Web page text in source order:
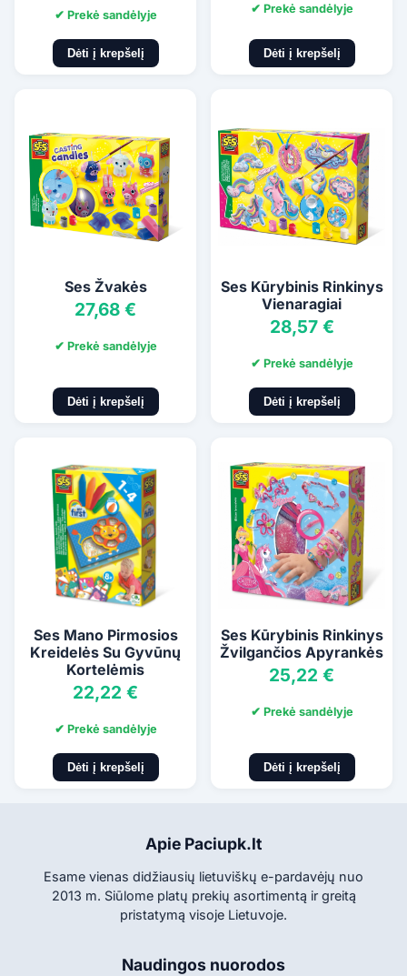
✔ Prekė sandėlyje
Dėti į krepšelį
✔ Prekė sandėlyje
Dėti į krepšelį
Ses Žvakės
27,68 €
✔ Prekė sandėlyje
Dėti į krepšelį
Ses Kūrybinis Rinkinys
Vienaragiai
28,57 €
✔ Prekė sandėlyje
Dėti į krepšelį
Ses Mano Pirmosios
Kreidelės Su Gyvūnų
Kortelėmis
22,22 €
✔ Prekė sandėlyje
Dėti į krepšelį
Ses Kūrybinis Rinkinys
Žvilgančios Apyrankės
25,22 €
✔ Prekė sandėlyje
Dėti į krepšelį
Apie Paciupk.lt
Esame vienas didžiausių lietuviškų e-pardavėjų nuo
2013 m. Siūlome platų prekių asortimentą ir greitą
pristatymą visoje Lietuvoje.
Naudingos nuorodos